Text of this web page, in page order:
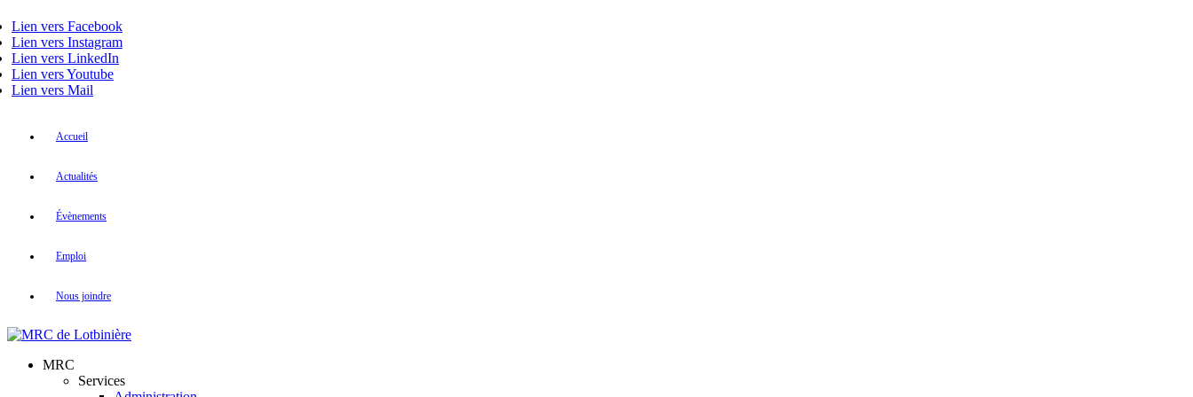
Lien vers Facebook
Lien vers Instagram
Lien vers LinkedIn
Lien vers Youtube
Lien vers Mail
Accueil
Actualités
Évènements
Emploi
Nous joindre
MRC
Services